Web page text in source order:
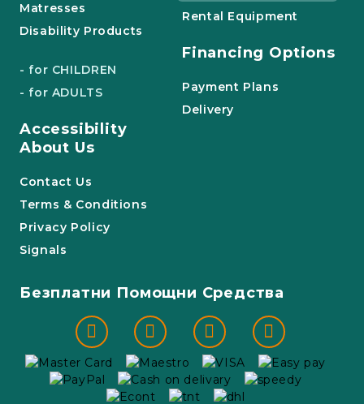
Matresses
Disability Products
- for CHILDREN
- for ADULTS
Accessibility
Rental Equipment
Financing Options
Payment Plans
Delivery
About Us
Contact Us
Terms & Conditions
Privacy Policy
Signals
Безплатни Помощни Средства